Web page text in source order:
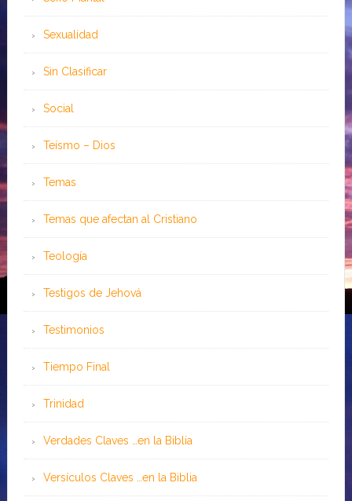
Sexualidad
Sin Clasificar
Social
Teísmo – Dios
Temas
Temas que afectan al Cristiano
Teología
Testigos de Jehová
Testimonios
Tiempo Final
Trinidad
Verdades Claves …en la Biblia
Versículos Claves …en la Biblia